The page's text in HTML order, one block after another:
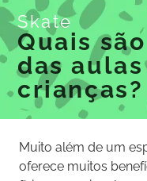
Skate
Quais
das
crianças?
Muito além de um
oferece muitos